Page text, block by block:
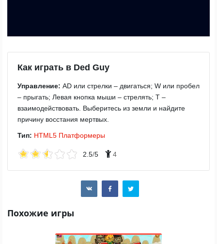
Как играть в Ded Guy
Управление: AD или стрелки – двигаться; W или пробел
– прыгать; Левая кнопка мыши – стрелять; T –
взаимодействовать. Выберитесь из земли и найдите
причину восстания мертвых.
Тип: HTML5 Платформеры
2.5/5 4
Похожие игры